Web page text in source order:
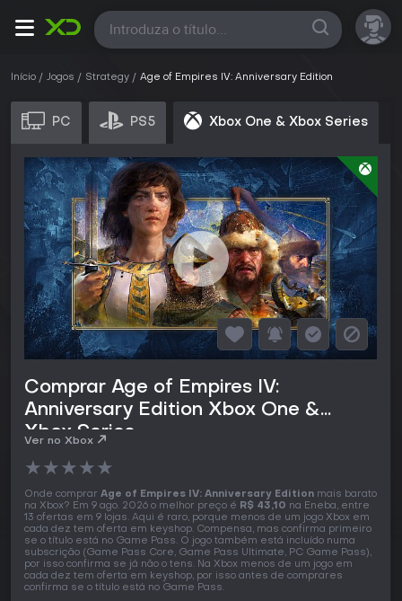
Todas
Início Jogos Strategy Age of Empires IV: Anniversary Edition
PC PS5 Xbox One & Xbox Series
Comprar Age of Empires IV:
Anniversary Edition Xbox One &
Xbox Series
Ver no Xbox
★★★★★
Onde comprar Age of Empires IV: Anniversary Edition mais barato
na Xbox? Em 9 ago. 2026 o melhor preço é R$ 43,10 na Eneba, entre
13 ofertas em 9 lojas. Aqui é raro, porque menos de um jogo Xbox em
cada dez tem oferta em keyshop. Compensa, mas confirma primeiro
se o título está no Game Pass. O jogo também está incluído numa
subscrição (Game Pass Core, Game Pass Ultimate, PC Game Pass),
por isso confirma se já não o tens. Na Xbox menos de um jogo em
cada dez tem oferta em keyshop, por isso antes de comprares
confirma se o título está no Game Pass.